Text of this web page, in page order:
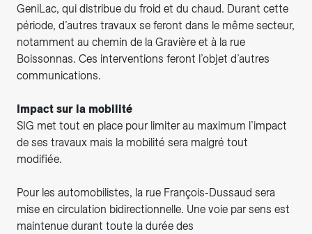
GeniLac, qui distribue du froid et du chaud. Durant cette
période, d’autres travaux se feront dans le même secteur,
notamment au chemin de la Gravière et à la rue
Boissonnas. Ces interventions feront l’objet d’autres
communications.
Impact sur la mobilité
SIG met tout en place pour limiter au maximum l’impact
de ses travaux mais la mobilité sera malgré tout
modifiée.
Pour les automobilistes, la rue François-Dussaud sera
mise en circulation bidirectionnelle. Une voie par sens est
maintenue durant toute la durée des